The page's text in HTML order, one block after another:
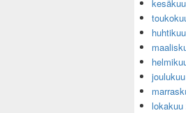
lokakuu